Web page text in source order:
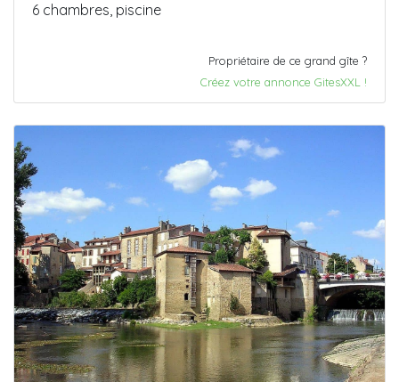
6 chambres, piscine
Propriétaire de ce grand gîte ?
Créez votre annonce GitesXXL !